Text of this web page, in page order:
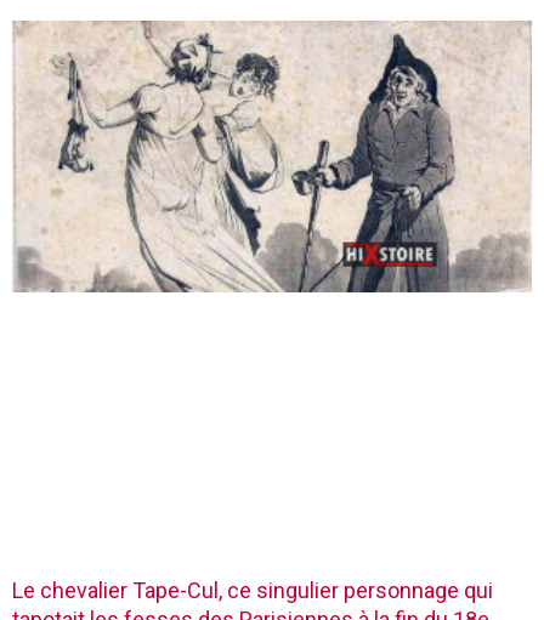
Le chevalier Tape-Cul, ce singulier personnage qui